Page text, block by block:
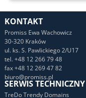
KONTAKT
Promiss Ewa Wachowicz
30-320 Kraków
ul. ks. S. Pawlickiego 2/U17
tel. +48 12 266 79 48
fax +48 12 269 47 82
biuro@promiss.pl
SERWIS TECHNICZNY
TreDo Trendy Domains